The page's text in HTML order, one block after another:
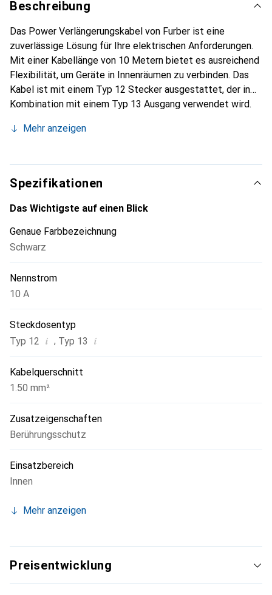
Beschreibung
Das Power Verlängerungskabel von Furber ist eine
zuverlässige Lösung für Ihre elektrischen Anforderungen.
Mit einer Kabellänge von 10 Metern bietet es ausreichend
Flexibilität, um Geräte in Innenräumen zu verbinden. Das
Kabel ist mit einem Typ 12 Stecker ausgestattet, der in
Kombination mit einem Typ 13 Ausgang verwendet wird.
konzipiert und bietet eine Nennstromstärke von 10
robuste und langlebige Nutzung. Das Kabel verfügt über
einen integrierten Berührungsschutz, der zusätzliche
Sicherheit bietet. Es ist eine praktische Wahl für alle, die
eine sichere und effektive Möglichkeit suchen, ihre
Mehr anzeigen
Spezifikationen
Das Wichtigste auf einen Blick
Genaue Farbbezeichnung
Schwarz
Nennstrom
10 A
Steckdosentyp
Typ 12 i , Typ 13 i
Kabelquerschnitt
1.50 mm²
Zusatzeigenschaften
Berührungsschutz
Einsatzbereich
Innen
Mehr anzeigen
Preisentwicklung